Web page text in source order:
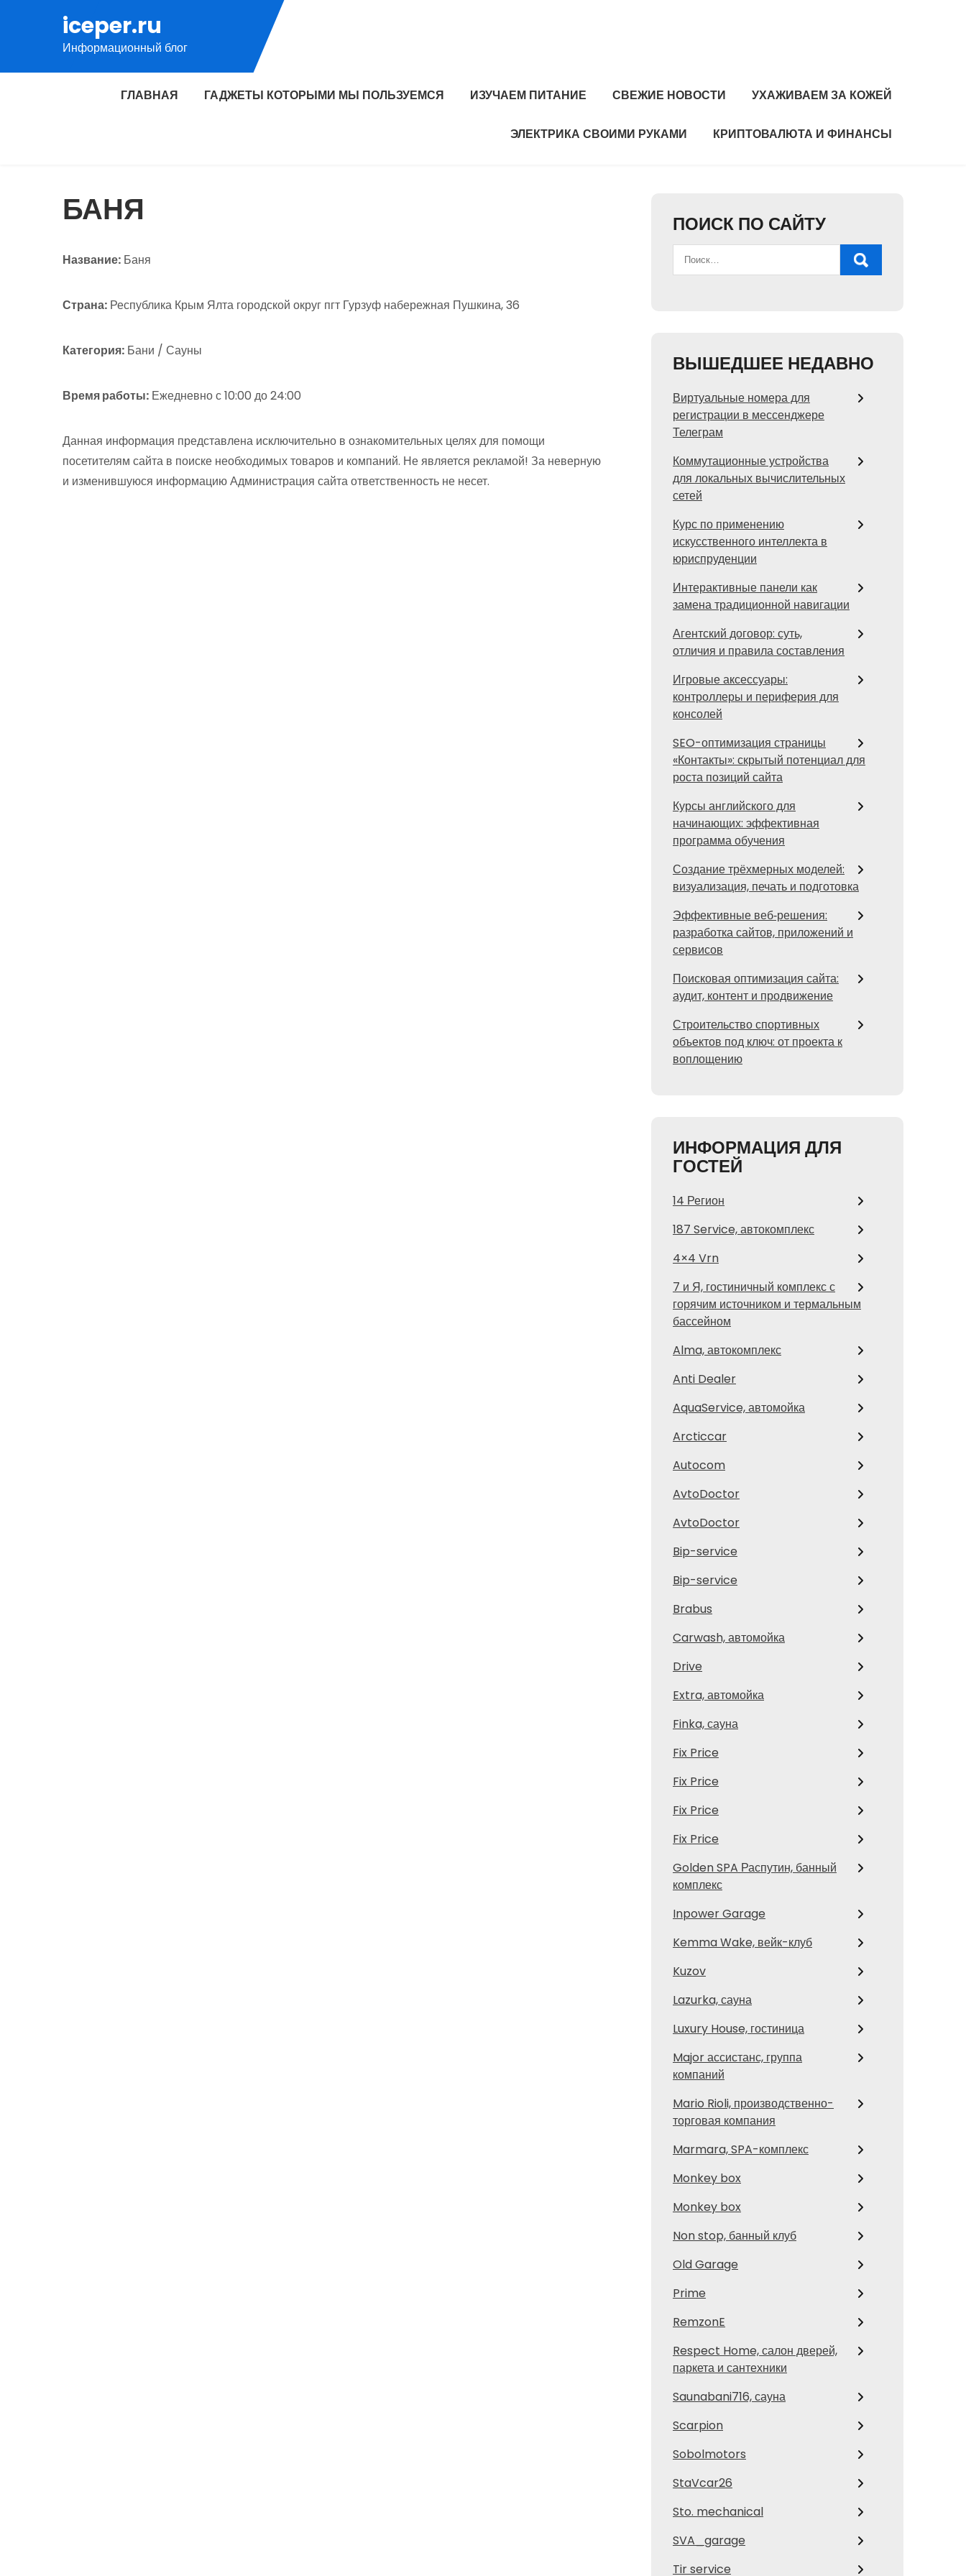
содержимому
iceper.ru
Информационный блог
ГЛАВНАЯ ГАДЖЕТЫ КОТОРЫМИ МЫ ПОЛЬЗУЕМСЯ ИЗУЧАЕМ ПИТАНИЕ СВЕЖИЕ НОВОСТИ УХАЖИВАЕМ ЗА КОЖЕЙ
ЭЛЕКТРИКА СВОИМИ РУКАМИ КРИПТОВАЛЮТА И ФИНАНСЫ
БАНЯ
Название: Баня
Страна: Республика Крым Ялта городской округ пгт Гурзуф набережная Пушкина, 36
Категория: Бани / Сауны
Время работы: Ежедневно с 10:00 до 24:00
Данная информация представлена исключительно в ознакомительных целях для помощи
посетителям сайта в поиске необходимых товаров и компаний. Не является рекламой! За неверную
и изменившуюся информацию Администрация сайта ответственность не несет.
ПОИСК ПО САЙТУ
ВЫШЕДШЕЕ НЕДАВНО
Виртуальные номера для
регистрации в мессенджере
Телеграм
Коммутационные устройства
для локальных вычислительных
сетей
Курс по применению
искусственного интеллекта в
юриспруденции
Интерактивные панели как
замена традиционной навигации
Агентский договор: суть,
отличия и правила составления
Игровые аксессуары:
контроллеры и периферия для
консолей
SEO-оптимизация страницы
«Контакты»: скрытый потенциал для
роста позиций сайта
Курсы английского для
начинающих: эффективная
программа обучения
Создание трёхмерных моделей:
визуализация, печать и подготовка
Эффективные веб‑решения:
разработка сайтов, приложений и
сервисов
Поисковая оптимизация сайта:
аудит, контент и продвижение
Строительство спортивных
объектов под ключ: от проекта к
воплощению
ИНФОРМАЦИЯ ДЛЯ
ГОСТЕЙ
14 Регион
187 Service, автокомплекс
4×4 Vrn
7 и Я, гостиничный комплекс с
горячим источником и термальным
бассейном
Alma, автокомплекс
Anti Dealer
AquaService, автомойка
Arcticcar
Autocom
AvtoDoctor
AvtoDoctor
Bip-service
Bip-service
Brabus
Carwash, автомойка
Drive
Extra, автомойка
Finka, сауна
Fix Price
Fix Price
Fix Price
Fix Price
Golden SPA Распутин, банный
комплекс
Inpower Garage
Kemma Wake, вейк-клуб
Kuzov
Lazurka, сауна
Luxury House, гостиница
Major ассистанс, группа
компаний
Mario Rioli, производственно-
торговая компания
Marmara, SPA-комплекс
Monkey box
Monkey box
Non stop, банный клуб
Old Garage
Prime
RemzonE
Respect Home, салон дверей,
паркета и сантехники
Saunabani716, сауна
Scarpion
Sobolmotors
StaVcar26
Sto. mechanical
SVA_garage
Tir service